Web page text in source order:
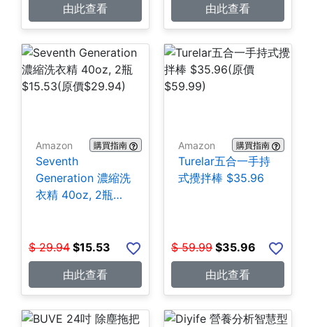
由此查看
由此查看
Amazon 購買指南
Seventh
Generation 濃縮洗
衣精 40oz, 2瓶
$ 29.94 $15.53
由此查看
Amazon 購買指南
Turelar五合一手持
式攪拌棒 $35.96
$ 59.99 $35.96
由此查看